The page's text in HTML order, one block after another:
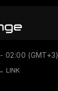
02:00 (GMT+3)
LINK